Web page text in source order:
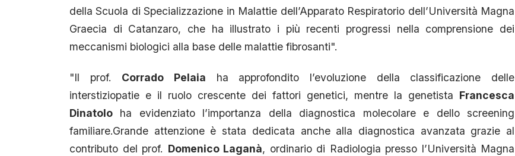
della Scuola di Specializzazione in Malattie dell’Apparato Respiratorio dell’Università Magna
Graecia di Catanzaro, che ha illustrato i più recenti progressi nella comprensione dei
meccanismi biologici alla base delle malattie fibrosanti".
"Il prof. Corrado Pelaia ha approfondito l’evoluzione della classificazione delle
interstiziopatie e il ruolo crescente dei fattori genetici, mentre la genetista Francesca
Dinatolo ha evidenziato l’importanza della diagnostica molecolare e dello screening
familiare.Grande attenzione è stata dedicata anche alla diagnostica avanzata grazie al
contributo del prof. Domenico Laganà, ordinario di Radiologia presso l’Università Magna